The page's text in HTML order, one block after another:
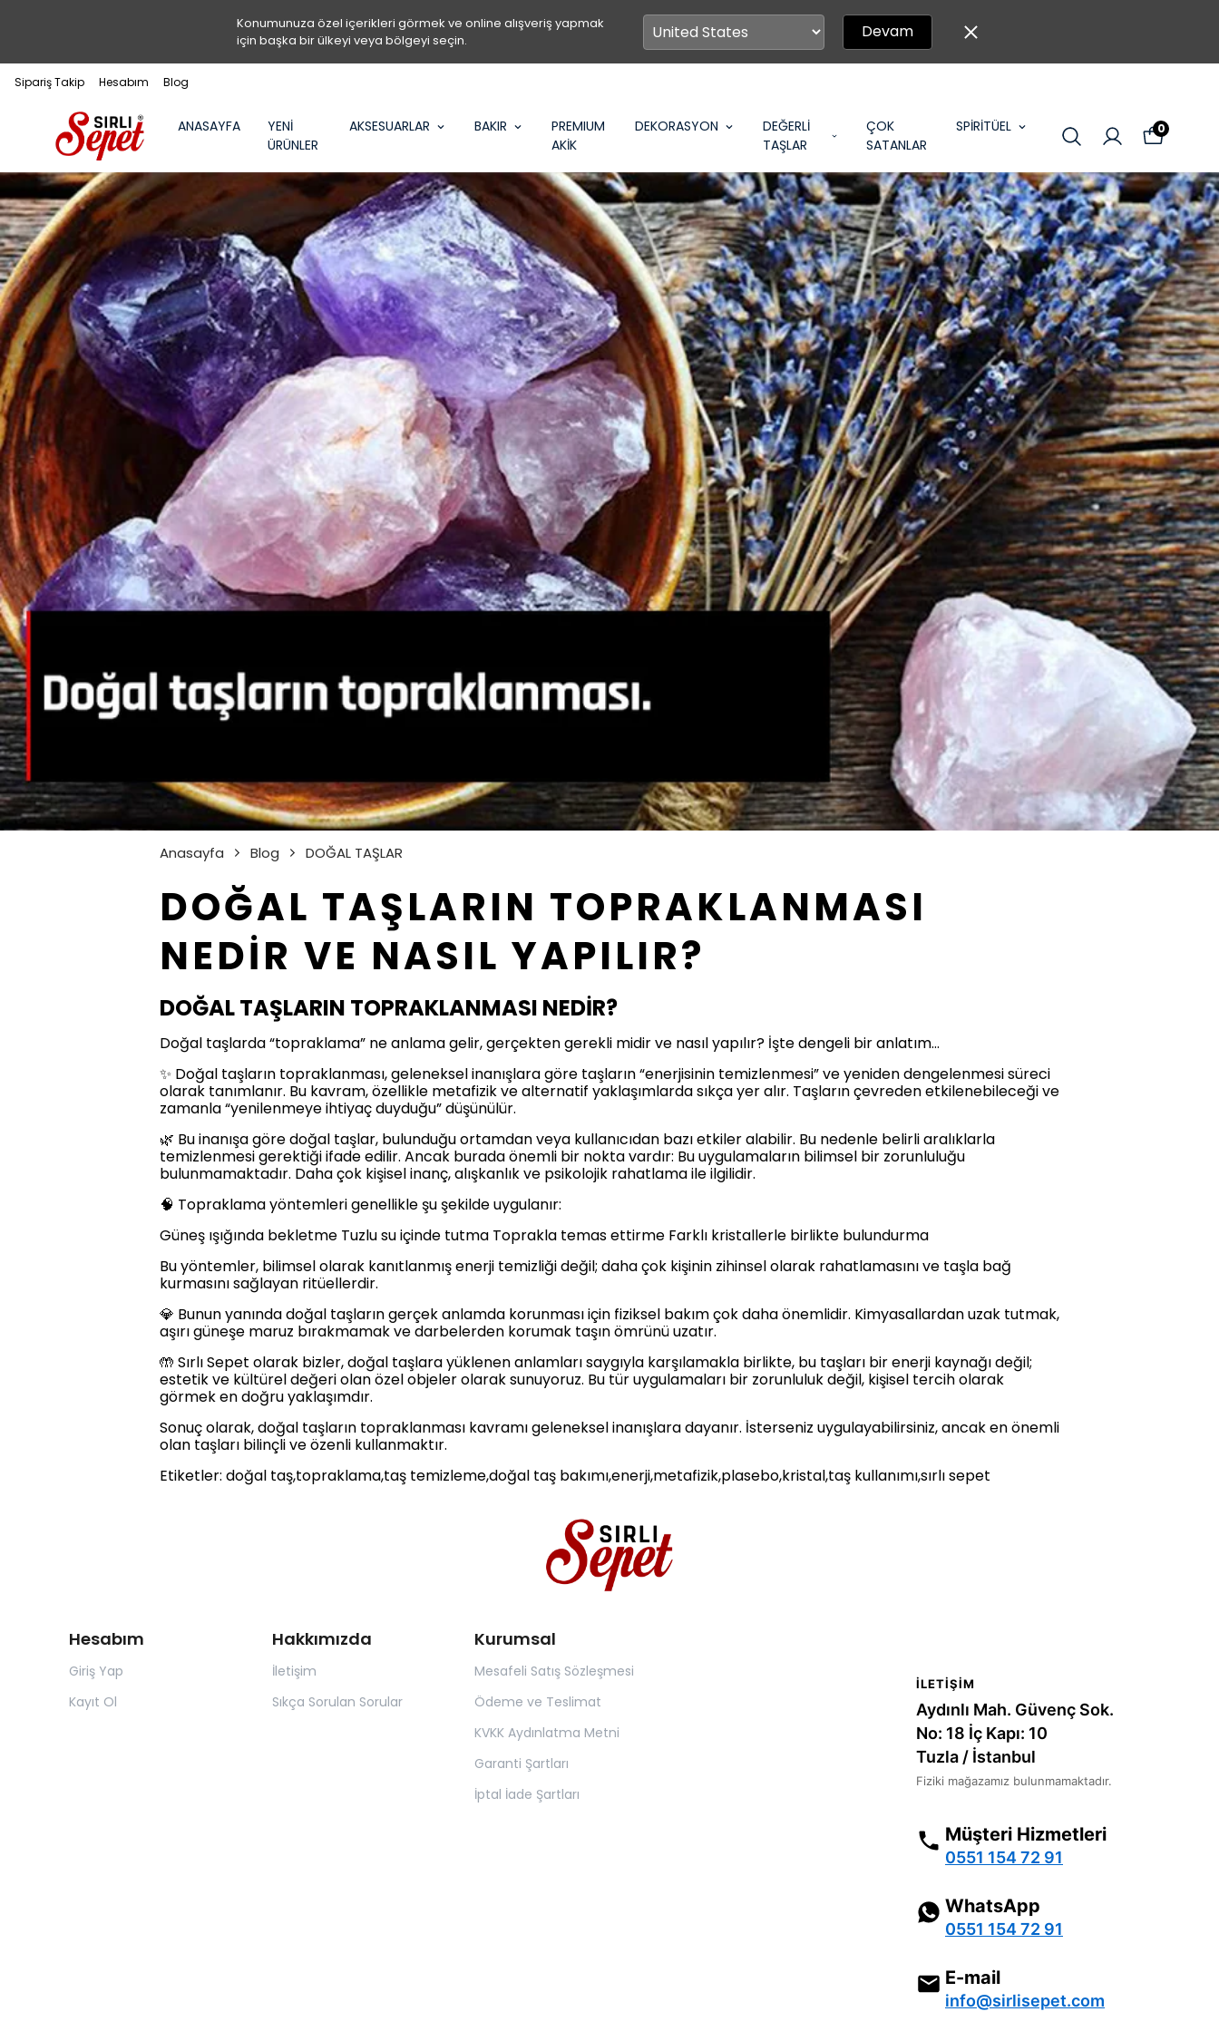
Konumunuza özel içerikleri görmek ve online alışveriş yapmak
için başka bir ülkeyi veya bölgeyi seçin.
Devam
Sipariş Takip Hesabım Blog
ANASAYFA
YENİ
ÜRÜNLER
AKSESUARLAR BAKIR
PREMIUM
AKİK
DEKORASYON
DEĞERLİ
TAŞLAR
ÇOK
SATANLAR
SPİRİTÜEL 0
Anasayfa Blog DOĞAL TAŞLAR
DOĞAL TAŞLARIN TOPRAKLANMASI
NEDİR VE NASIL YAPILIR?
DOĞAL TAŞLARIN TOPRAKLANMASI NEDİR?
Doğal taşlarda “topraklama” ne anlama gelir, gerçekten gerekli midir ve nasıl yapılır? İşte dengeli bir anlatım…
✨ Doğal taşların topraklanması, geleneksel inanışlara göre taşların “enerjisinin temizlenmesi” ve yeniden dengelenmesi süreci
olarak tanımlanır. Bu kavram, özellikle metafizik ve alternatif yaklaşımlarda sıkça yer alır. Taşların çevreden etkilenebileceği ve
zamanla “yenilenmeye ihtiyaç duyduğu” düşünülür.
🌿 Bu inanışa göre doğal taşlar, bulunduğu ortamdan veya kullanıcıdan bazı etkiler alabilir. Bu nedenle belirli aralıklarla
temizlenmesi gerektiği ifade edilir. Ancak burada önemli bir nokta vardır: Bu uygulamaların bilimsel bir zorunluluğu
bulunmamaktadır. Daha çok kişisel inanç, alışkanlık ve psikolojik rahatlama ile ilgilidir.
🧠 Topraklama yöntemleri genellikle şu şekilde uygulanır:
Güneş ışığında bekletme Tuzlu su içinde tutma Toprakla temas ettirme Farklı kristallerle birlikte bulundurma
Bu yöntemler, bilimsel olarak kanıtlanmış enerji temizliği değil; daha çok kişinin zihinsel olarak rahatlamasını ve taşla bağ
kurmasını sağlayan ritüellerdir.
💎 Bunun yanında doğal taşların gerçek anlamda korunması için fiziksel bakım çok daha önemlidir. Kimyasallardan uzak tutmak,
aşırı güneşe maruz bırakmamak ve darbelerden korumak taşın ömrünü uzatır.
🤲 Sırlı Sepet olarak bizler, doğal taşlara yüklenen anlamları saygıyla karşılamakla birlikte, bu taşları bir enerji kaynağı değil;
estetik ve kültürel değeri olan özel objeler olarak sunuyoruz. Bu tür uygulamaları bir zorunluluk değil, kişisel tercih olarak
görmek en doğru yaklaşımdır.
Sonuç olarak, doğal taşların topraklanması kavramı geleneksel inanışlara dayanır. İsterseniz uygulayabilirsiniz, ancak en önemli
olan taşları bilinçli ve özenli kullanmaktır.
Etiketler: doğal taş,topraklama,taş temizleme,doğal taş bakımı,enerji,metafizik,plasebo,kristal,taş kullanımı,sırlı sepet
Hesabım
Giriş Yap
Kayıt Ol
Hakkımızda
İletişim
Sıkça Sorulan Sorular
Kurumsal
Mesafeli Satış Sözleşmesi
Ödeme ve Teslimat
KVKK Aydınlatma Metni
Garanti Şartları
İptal İade Şartları
İLETIŞIM
Aydınlı Mah. Güvenç Sok.
No: 18 İç Kapı: 10
Tuzla / İstanbul
Fiziki mağazamız bulunmamaktadır.
Müşteri Hizmetleri
0551 154 72 91
WhatsApp
0551 154 72 91
E-mail
info@sirlisepet.com